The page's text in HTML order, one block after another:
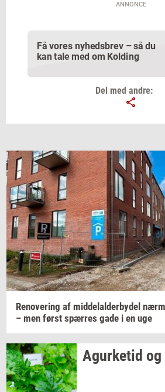
ANNONCE
Få vores nyhedsbrev – så du
kan tale med om Kolding
Navn
Jeg vil gerne modtage et
relevante tilbud og brugerfordele på
muligt at afmelde.Privatlivspolitik.
Del med andre:
Renove­ring af mid­delal­der­by­del
– men først spær­res gade i en uge
Agur­ke­tid og